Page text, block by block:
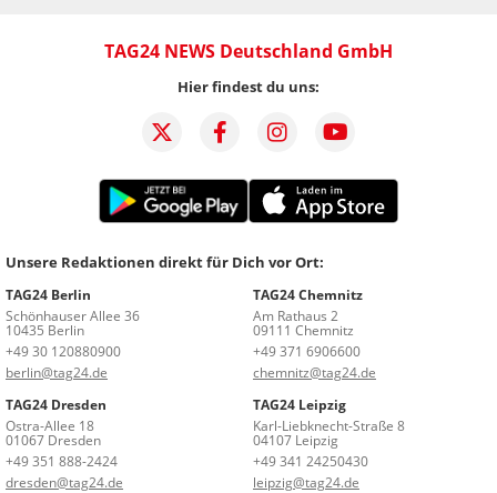
TAG24 NEWS Deutschland GmbH
Hier findest du uns:
Unsere Redaktionen direkt für Dich vor Ort:
TAG24 Berlin
Schönhauser Allee 36
10435 Berlin
+49 30 120880900
berlin@tag24.de
TAG24 Chemnitz
Am Rathaus 2
09111 Chemnitz
+49 371 6906600
chemnitz@tag24.de
TAG24 Dresden
Ostra-Allee 18
01067 Dresden
+49 351 888-2424
dresden@tag24.de
TAG24 Leipzig
Karl-Liebknecht-Straße 8
04107 Leipzig
+49 341 24250430
leipzig@tag24.de